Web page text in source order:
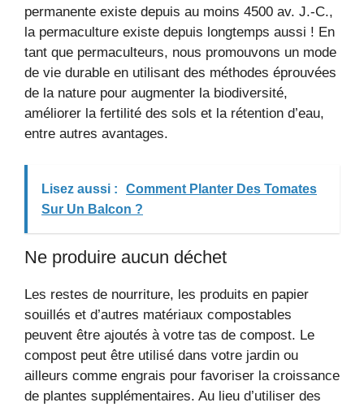
permanente existe depuis au moins 4500 av. J.-C.,
la permaculture existe depuis longtemps aussi ! En
tant que permaculteurs, nous promouvons un mode
de vie durable en utilisant des méthodes éprouvées
de la nature pour augmenter la biodiversité,
améliorer la fertilité des sols et la rétention d’eau,
entre autres avantages.
Lisez aussi :
Comment Planter Des Tomates
Sur Un Balcon ?
Ne produire aucun déchet
Les restes de nourriture, les produits en papier
souillés et d’autres matériaux compostables
peuvent être ajoutés à votre tas de compost. Le
compost peut être utilisé dans votre jardin ou
ailleurs comme engrais pour favoriser la croissance
de plantes supplémentaires. Au lieu d’utiliser des